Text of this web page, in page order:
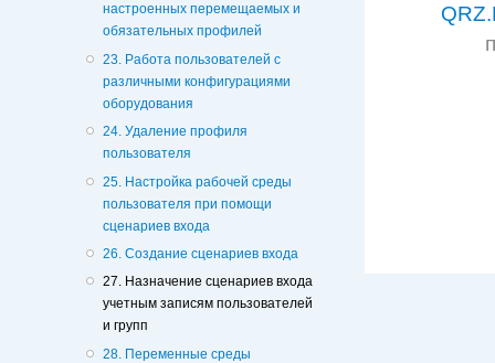
настроенных перемещаемых и
обязательных профилей
23. Работа пользователей с
различными конфигурациями
оборудования
24. Удаление профиля
пользователя
25. Настройка рабочей среды
пользователя при помощи
сценариев входа
26. Создание сценариев входа
27. Назначение сценариев входа
учетным записям пользователей
и групп
28. Переменные среды